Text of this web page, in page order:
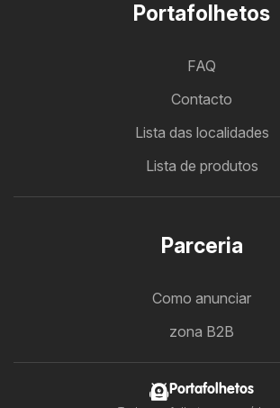
Portafolhetos
FAQ
Contacto
Lista das localidades
Lista de produtos
Parceria
Como anunciar
zona B2B
Portafolhetos